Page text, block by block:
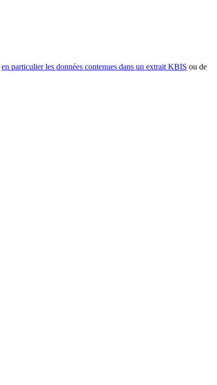
en particulier les données contenues dans un extrait KBIS ou de